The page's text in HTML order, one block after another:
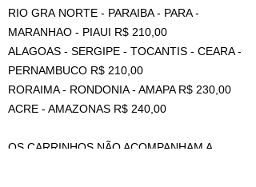
RIO GRA NORTE - PARAIBA - PARA -
MARANHAO - PIAUI R$ 210,00
ALAGOAS - SERGIPE - TOCANTIS - CEARA -
PERNAMBUCO R$ 210,00
RORAIMA - RONDONIA - AMAPA R$ 230,00
ACRE - AMAZONAS R$ 240,00
OS CARRINHOS NÃO ACOMPANHAM A